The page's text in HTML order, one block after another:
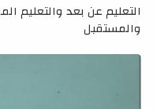
التعليم عن بعد والتعليم
والمستقبل